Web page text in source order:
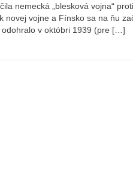
nemecká „blesková vojna“ proti
novej vojne a Fínsko sa na ňu
odohralo v októbri 1939 (pre […]